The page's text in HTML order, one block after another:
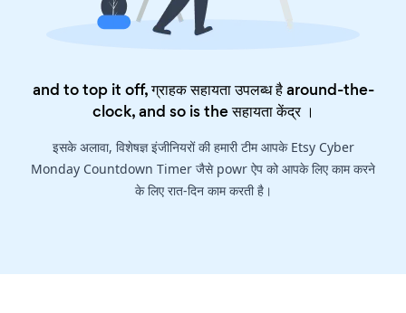
and to top it off, ग्राहक सहायता उपलब्ध है around-the-
clock, and so is theसहायता केंद्र।
इसके अलावा, विशेषज्ञ इंजीनियरों की हमारी टीम आपके Etsy Cyber
Monday Countdown Timer जैसे powr ऐप को आपके लिए काम करने
के लिए रात-दिन काम करती है।